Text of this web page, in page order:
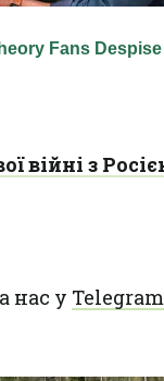
війні з
нас у Telegram